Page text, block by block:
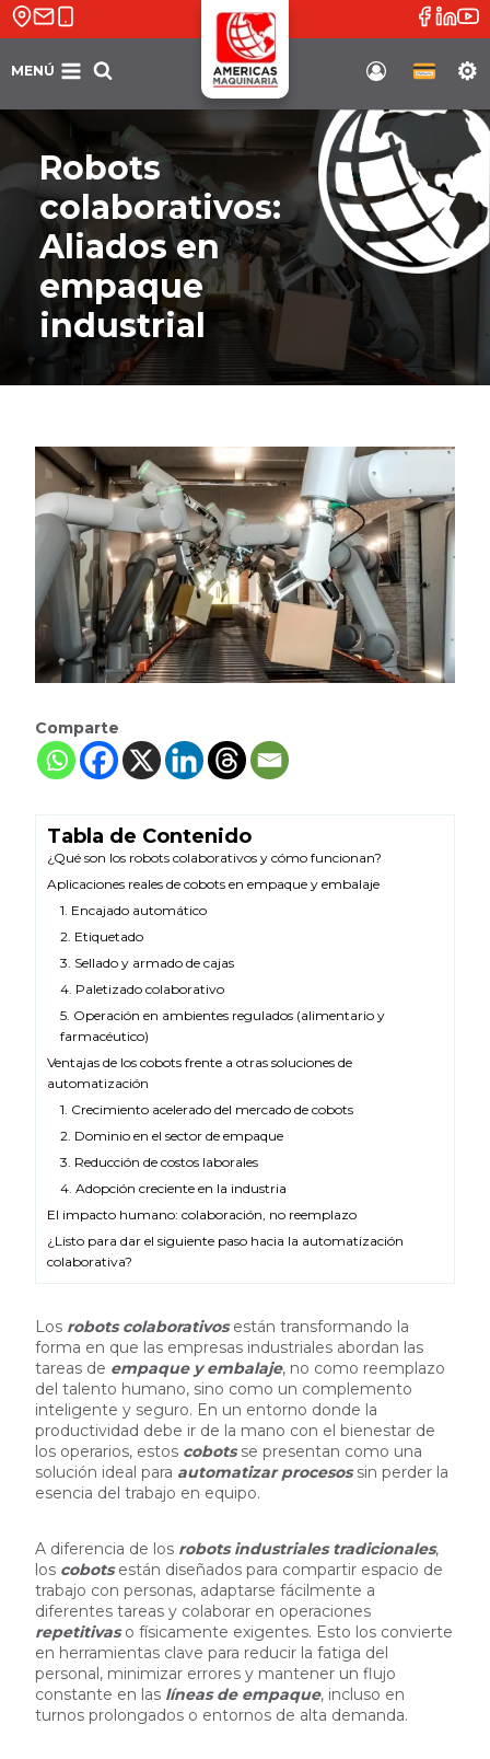
Saltar
MENÚ
Robots
colaborativos:
Aliados en
empaque
industrial
Comparte
Tabla de Contenido
¿Qué son los robots colaborativos y cómo funcionan?
Aplicaciones reales de cobots en empaque y embalaje
1. Encajado automático
2. Etiquetado
3. Sellado y armado de cajas
4. Paletizado colaborativo
5. Operación en ambientes regulados (alimentario y
farmacéutico)
Ventajas de los cobots frente a otras soluciones de
automatización
1. Crecimiento acelerado del mercado de cobots
2. Dominio en el sector de empaque
3. Reducción de costos laborales
4. Adopción creciente en la industria
El impacto humano: colaboración, no reemplazo
¿Listo para dar el siguiente paso hacia la automatización
colaborativa?
Los robots colaborativosestán transformando la
forma en que las empresas industriales abordan las
tareas de empaque y embalaje, no como reemplazo
del talento humano, sino como un complemento
inteligente y seguro. En un entorno donde la
productividad debe ir de la mano con el bienestar de
los operarios, estos cobotsse presentan como una
solución ideal para automatizar procesossin perder la
esencia del trabajo en equipo.
A diferencia de los robots industriales tradicionales,
los cobotsestán diseñados para compartir espacio de
trabajo con personas, adaptarse fácilmente a
diferentes tareas y colaborar en operaciones
repetitivaso físicamente exigentes. Esto los convierte
en herramientas clave para reducir la fatiga del
personal, minimizar errores y mantener un flujo
constante en las líneas de empaque, incluso en
turnos prolongados o entornos de alta demanda.